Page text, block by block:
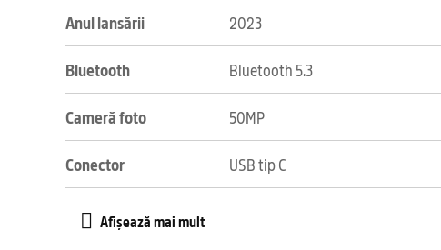
Anul lansării 2023
Bluetooth Bluetooth 5.3
Cameră foto 50MP
Conector USB tip C